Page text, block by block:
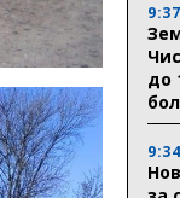
9:37
до
9:34